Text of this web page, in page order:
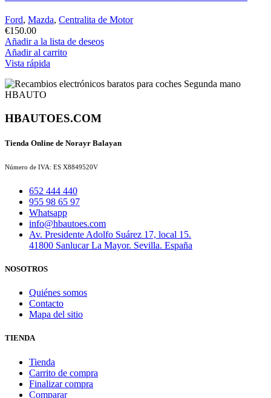
Ford, Mazda, Centralita de Motor
€150.00
Añadir a la lista de deseos
Añadir al carrito
Vista rápida
HBAUTOES.COM
Tienda Online de Norayr Balayan
Número de IVA: ES X8849520V
652 444 440
955 98 65 97
Whatsapp
info@hbautoes.com
Av. Presidente Adolfo Suárez 17, local 15.
41800 Sanlucar La Mayor. Sevilla. España
NOSOTROS
Quiénes somos
Contacto
Mapa del sitio
TIENDA
Tienda
Carrito de compra
Finalizar compra
Comparar